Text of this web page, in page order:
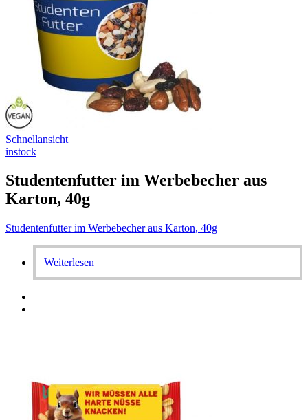
Schnellansicht
instock
Studentenfutter im Werbebecher aus
Karton, 40g
Studentenfutter im Werbebecher aus Karton, 40g
Weiterlesen